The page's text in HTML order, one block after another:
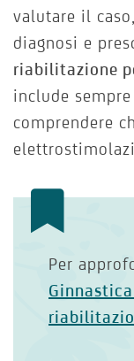
valutare il
diagnosi e
riabilitazione
include
comprendere
Per